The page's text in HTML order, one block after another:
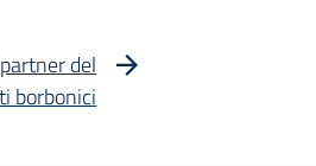
del
borbonici